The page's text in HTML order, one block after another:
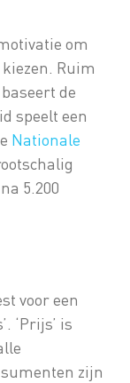
om
Ruim
de
speelt een
Nationale
5.200
voor een
‘Prijs’ is
zijn